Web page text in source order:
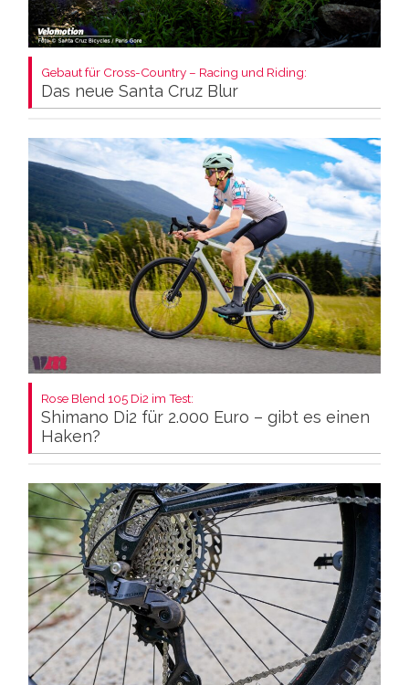
Gebaut für Cross-Country – Racing und Riding:
Das neue Santa Cruz Blur
Rose Blend 105 Di2 im Test:
Shimano Di2 für 2.000 Euro – gibt es einen
Haken?